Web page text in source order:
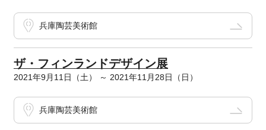
兵庫陶芸美術館
ザ・フィンランドデザイン展
2021年9月11日（土） ～ 2021年11月28日（日）
兵庫陶芸美術館